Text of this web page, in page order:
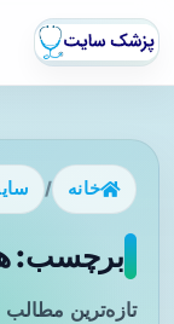
خانه /
برچسب:
تازه‌ترین